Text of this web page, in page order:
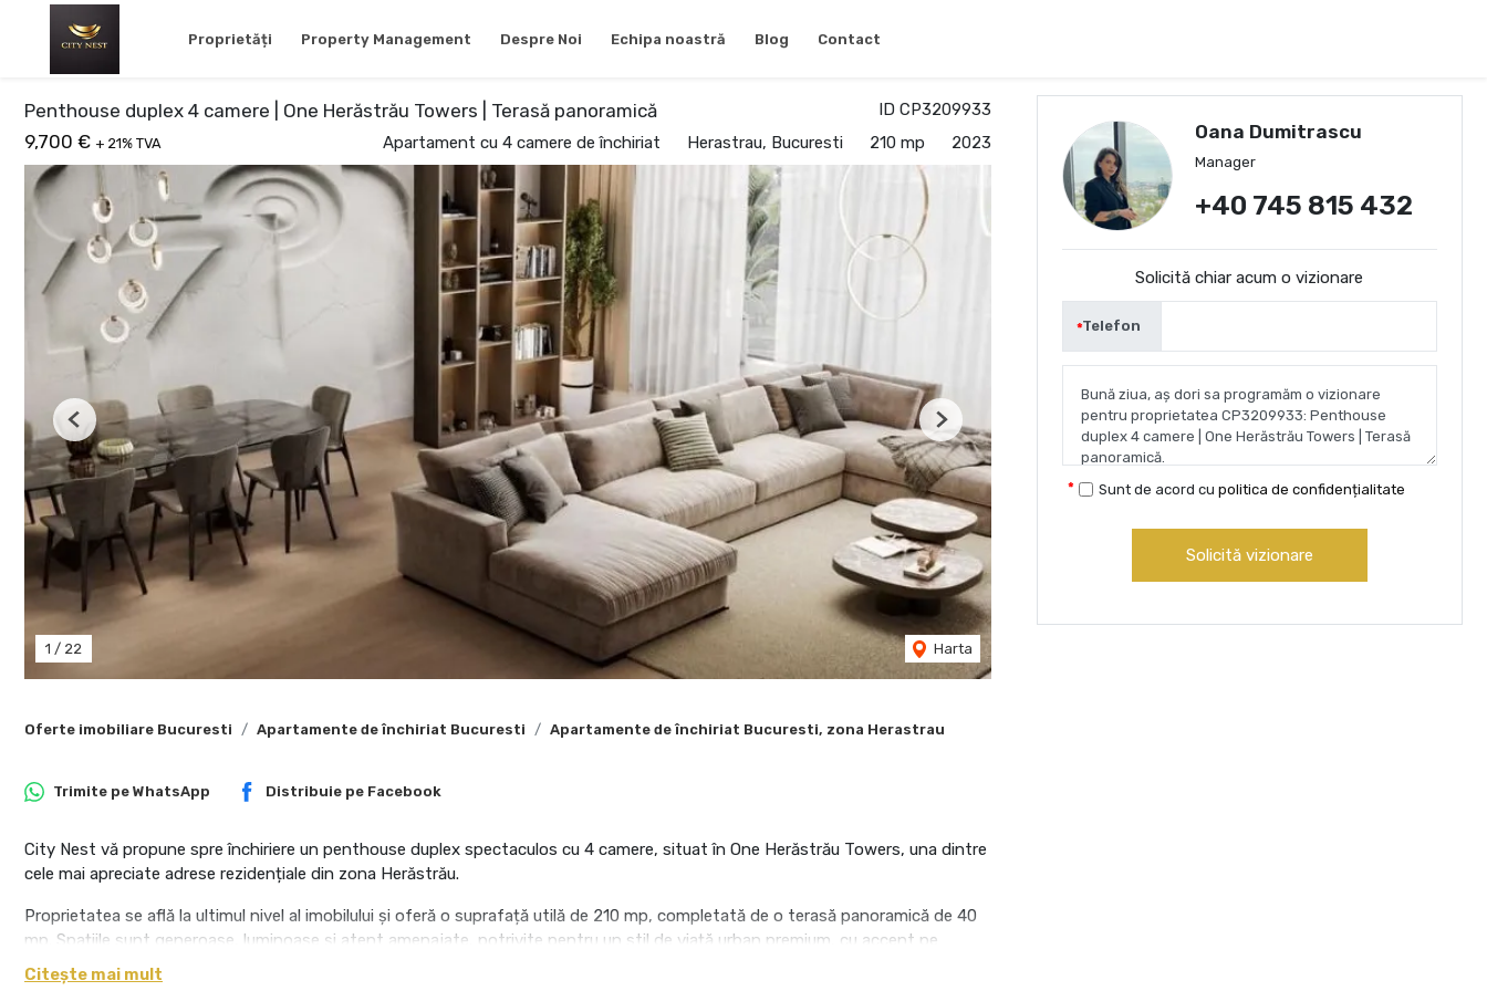
Proprietăți Property Management Despre Noi Echipa noastră Blog Contact
ID CP3209933
Penthouse duplex 4 camere | One Herăstrău Towers | Terasă panoramică
9,700 € + 21% TVA Apartament cu 4 camere de închiriat Herastrau, Bucuresti 210 mp 2023
1 / 22 Harta
Previous Next
Oferte imobiliare Bucuresti Apartamente de închiriat Bucuresti Apartamente de închiriat Bucuresti, zona Herastrau
Trimite pe WhatsApp Distribuie pe Facebook
City Nest vă propune spre închiriere un penthouse duplex spectaculos cu 4 camere, situat în One Herăstrău Towers, una dintre
cele mai apreciate adrese rezidențiale din zona Herăstrău.
Proprietatea se află la ultimul nivel al imobilului și oferă o suprafață utilă de 210 mp, completată de o terasă panoramică de 40
mp. Spațiile sunt generoase, luminoase și atent amenajate, potrivite pentru un stil de viață urban premium, cu accent pe
confort, intimitate și priveliște.
Citește mai mult
Oana Dumitrascu
Manager
+40 745 815 432
Solicită chiar acum o vizionare
Telefon
Sunt de acord cu politica de confidențialitate
Solicită vizionare